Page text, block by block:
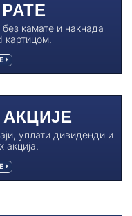
камате и накнада
картицом.
уплати дивиденди и
акција.